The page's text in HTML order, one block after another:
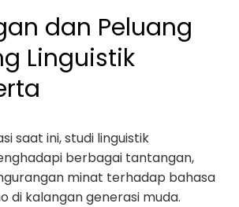
dan Peluang
Linguistik
saat ini, studi linguistik
berbagai tantangan,
minat terhadap bahasa
di kalangan generasi muda.